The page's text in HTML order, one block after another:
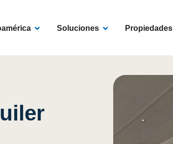
OPEN CENTROAMÉRICA
Soluciones OPEN SOLUCIONES
Propiedades